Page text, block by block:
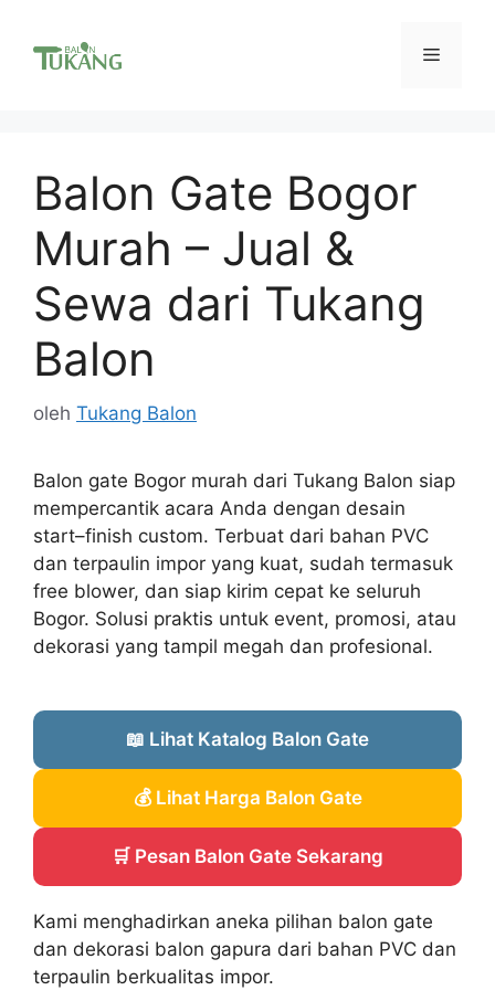
Menu
Balon Gate Bogor
Murah – Jual &
Sewa dari Tukang
Balon
oleh Tukang Balon
Balon gate Bogor murah dari Tukang Balon siap
mempercantik acara Anda dengan desain
start–finish custom. Terbuat dari bahan PVC
dan terpaulin impor yang kuat, sudah termasuk
free blower, dan siap kirim cepat ke seluruh
Bogor. Solusi praktis untuk event, promosi, atau
dekorasi yang tampil megah dan profesional.
📖 Lihat Katalog Balon Gate
💰 Lihat Harga Balon Gate
🛒 Pesan Balon Gate Sekarang
Kami menghadirkan aneka pilihan balon gate
dan dekorasi balon gapura dari bahan PVC dan
terpaulin berkualitas impor.